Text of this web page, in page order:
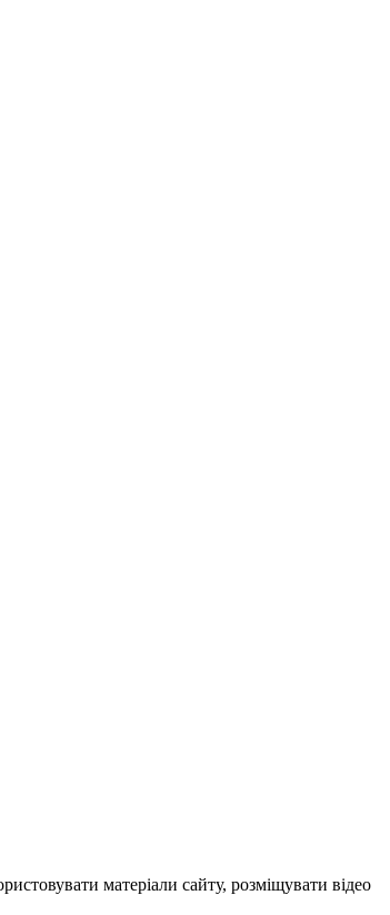
матеріали сайту, розміщувати відео